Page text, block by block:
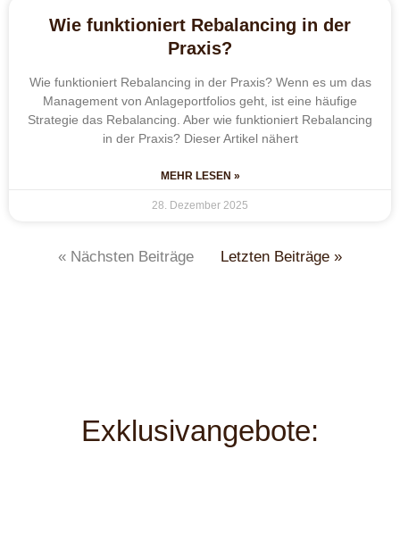
Wie funktioniert Rebalancing in der
Praxis?
Wie funktioniert Rebalancing in der Praxis? Wenn es um das
Management von Anlageportfolios geht, ist eine häufige
Strategie das Rebalancing. Aber wie funktioniert Rebalancing
in der Praxis? Dieser Artikel nähert
MEHR LESEN »
28. Dezember 2025
« Nächsten Beiträge Letzten Beiträge »
Exklusivangebote: